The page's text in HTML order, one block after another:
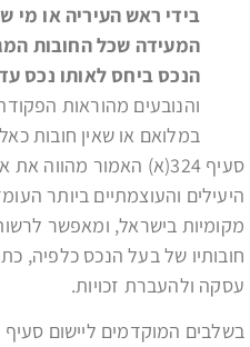
בידי ראש העיריה או מי
המעידה שכל החובות
הנכס ביחס לאותו נכס
והנובעים מהוראות
במלואם או שאין חובות
סעיף 324(א) האמור
היעילים והעוצמתיים ביותר
מקומיות בישראל, ומאפשר
חובותיו של בעל הנכס כלפיה,
עסקה ולהעברת זכויות.